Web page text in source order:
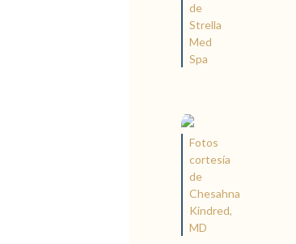
de
Strella
Med
Spa
Fotos
cortesía
de
Chesahna
Kindred,
MD